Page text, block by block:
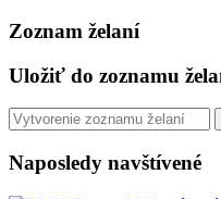
Zoznam želaní
Uložiť do zoznamu
Naposledy navštívené